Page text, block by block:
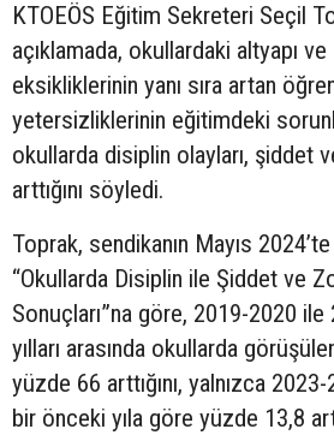
KTOEÖS Eğitim Sekreteri Seçil
açıklamada, okullardaki altyapı ve
eksikliklerinin yanı sıra artan
yetersizliklerinin eğitimdeki
okullarda disiplin olayları, şiddet
arttığını söyledi.
Toprak, sendikanın Mayıs 2024’te
“Okullarda Disiplin ile Şiddet ve
Sonuçları”na göre, 2019-2020
yılları arasında okullarda
yüzde 66 arttığını, yalnızca
bir önceki yıla göre yüzde 13,8